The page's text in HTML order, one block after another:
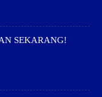
SEKARANG!